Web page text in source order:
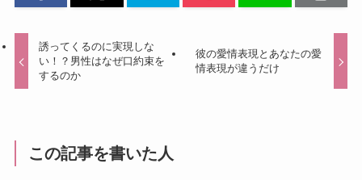
誘ってくるのに実現しな
い！？男性はなぜ口約束を
するのか
彼の愛情表現とあなたの愛
情表現が違うだけ
この記事を書いた人